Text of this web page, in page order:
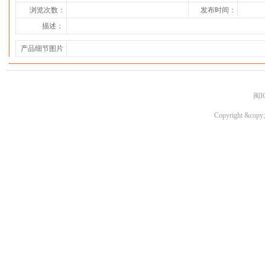
浏览次数：
发布时间：
描述：
产品细节图片
闽
Copyright